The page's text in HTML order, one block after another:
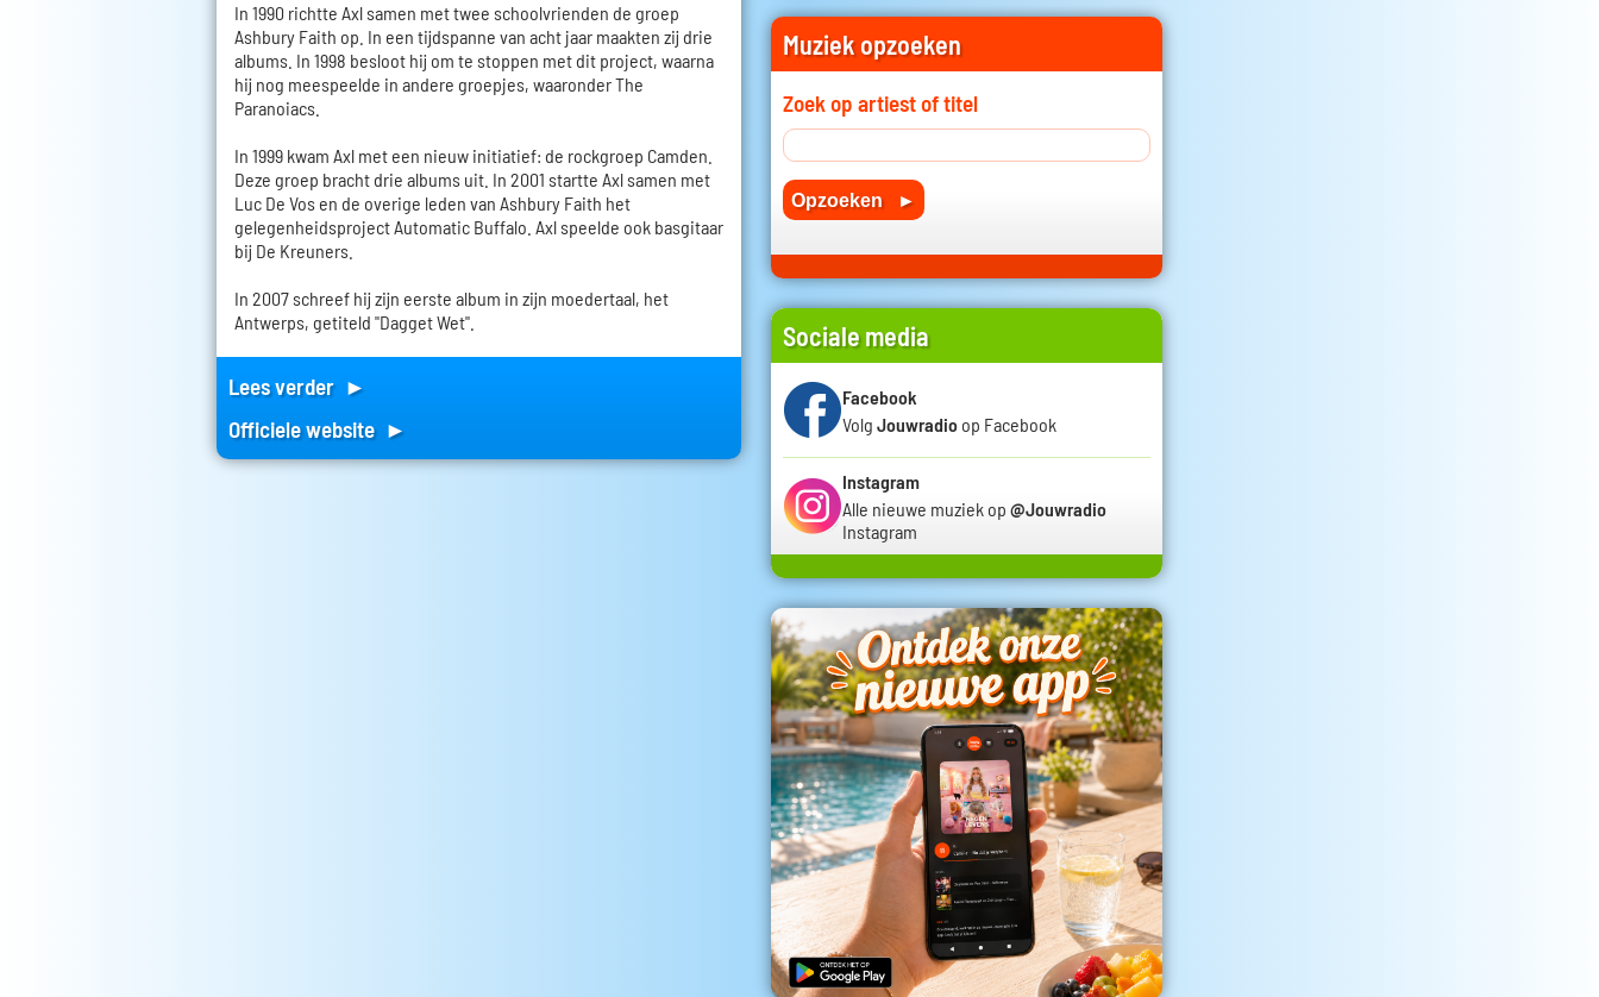
In 1990 richtte Axl samen met twee schoolvrienden de groep
Ashbury Faith op. In een tijdspanne van acht jaar maakten zij drie
albums. In 1998 besloot hij om te stoppen met dit project, waarna
hij nog meespeelde in andere groepjes, waaronder The
Paranoiacs.
In 1999 kwam Axl met een nieuw initiatief: de rockgroep Camden.
Deze groep bracht drie albums uit. In 2001 startte Axl samen met
Luc De Vos en de overige leden van Ashbury Faith het
gelegenheidsproject Automatic Buffalo. Axl speelde ook basgitaar
bij De Kreuners.
In 2007 schreef hij zijn eerste album in zijn moedertaal, het
Antwerps, getiteld "Dagget Wet".
Lees verder ►
Officiele website ►
Muziek opzoeken
Zoek op artiest of titel
Sociale media
Facebook
Volg Jouwradio op Facebook
Instagram
Alle nieuwe muziek op @Jouwradio
Instagram